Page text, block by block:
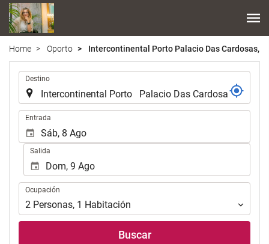
Home Oporto Intercontinental Porto Palacio Das Cardosas,
Destino
Entrada
Salida
Ocupación
Ocupación
2 Personas, 1 Habitación
Buscar